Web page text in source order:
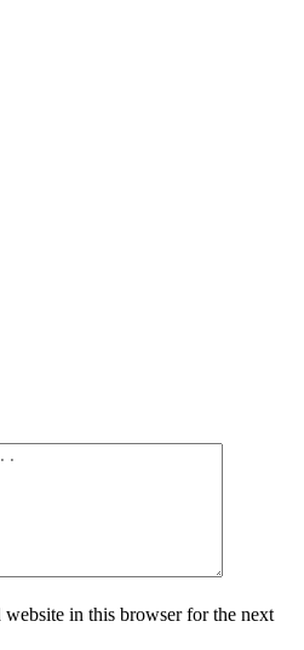
website in this browser for the next